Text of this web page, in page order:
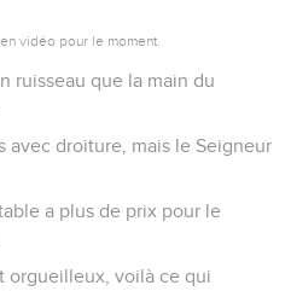
vidéo pour le moment.
ruisseau que la main du
avec droiture, mais le Seigneur
a plus de prix pour le
orgueilleux, voilà ce qui